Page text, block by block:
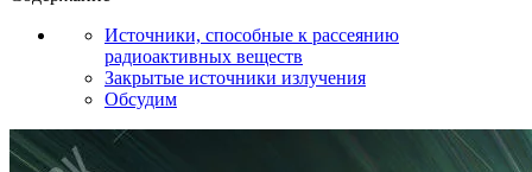
Источники, способные к рассеянию
радиоактивных веществ
Закрытые источники излучения
Обсудим